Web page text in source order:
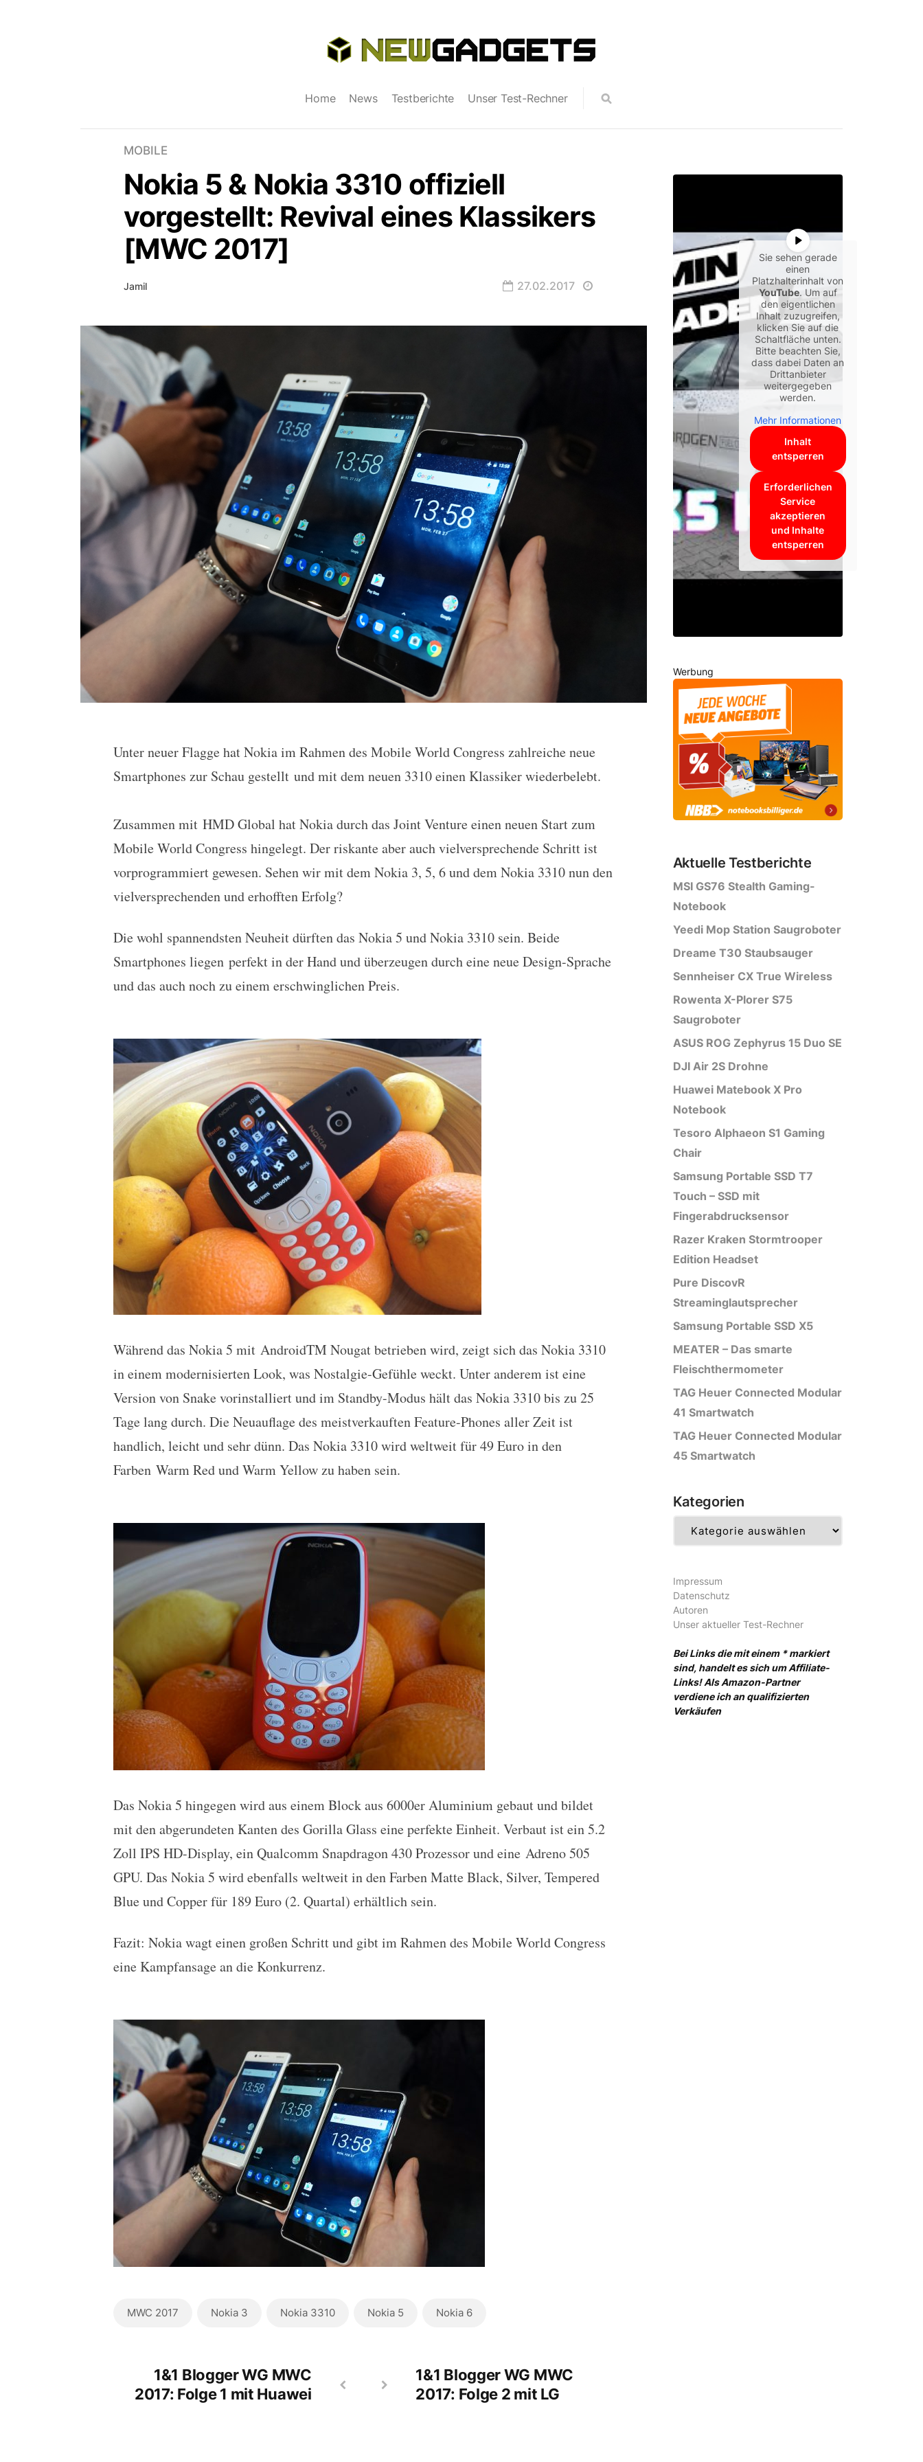
Home News Testberichte Unser Test-Rechner
MOBILE
Nokia 5 & Nokia 3310 offiziell
vorgestellt: Revival eines Klassikers
[MWC 2017]
Jamil 27.02.2017
Nokia 5 & Nokia 3310 offiziell vorgestellt: Revival eines Klassikers [MWC 2017]
Unter neuer Flagge hat Nokia im Rahmen des Mobile World Congress zahlreiche neue
Smartphones zur Schau gestellt und mit dem neuen 3310 einen Klassiker wiederbelebt.
Zusammen mit HMD Global hat Nokia durch das Joint Venture einen neuen Start zum
Mobile World Congress hingelegt. Der riskante aber auch vielversprechende Schritt ist
vorprogrammiert gewesen. Sehen wir mit dem Nokia 3, 5, 6 und dem Nokia 3310 nun den
vielversprechenden und erhofften Erfolg?
Die wohl spannendsten Neuheit dürften das Nokia 5 und Nokia 3310 sein. Beide
Smartphones liegen perfekt in der Hand und überzeugen durch eine neue Design-Sprache
und das auch noch zu einem erschwinglichen Preis.
Während das Nokia 5 mit AndroidTM Nougat betrieben wird, zeigt sich das Nokia 3310
in einem modernisierten Look, was Nostalgie-Gefühle weckt. Unter anderem ist eine
Version von Snake vorinstalliert und im Standby-Modus hält das Nokia 3310 bis zu 25
Tage lang durch. Die Neuauflage des meistverkauften Feature-Phones aller Zeit ist
handlich, leicht und sehr dünn. Das Nokia 3310 wird weltweit für 49 Euro in den
Farben Warm Red und Warm Yellow zu haben sein.
Das Nokia 5 hingegen wird aus einem Block aus 6000er Aluminium gebaut und bildet
mit den abgerundeten Kanten des Gorilla Glass eine perfekte Einheit. Verbaut ist ein 5.2
Zoll IPS HD-Display, ein Qualcomm Snapdragon 430 Prozessor und eine Adreno 505
GPU. Das Nokia 5 wird ebenfalls weltweit in den Farben Matte Black, Silver, Tempered
Blue und Copper für 189 Euro (2. Quartal) erhältlich sein.
Fazit: Nokia wagt einen großen Schritt und gibt im Rahmen des Mobile World Congress
eine Kampfansage an die Konkurrenz.
MWC 2017 Nokia 3 Nokia 3310 Nokia 5 Nokia 6
1&1 Blogger WG MWC
2017: Folge 1 mit Huawei
1&1 Blogger WG MWC
2017: Folge 2 mit LG
Sie sehen gerade
einen
Platzhalterinhalt von
YouTube. Um auf
den eigentlichen
Inhalt zuzugreifen,
klicken Sie auf die
Schaltfläche unten.
Bitte beachten Sie,
dass dabei Daten an
Drittanbieter
weitergegeben
werden.
Mehr Informationen
Inhalt
entsperren
Erforderlichen
Service
akzeptieren
und Inhalte
entsperren
Werbung
Aktuelle Testberichte
MSI GS76 Stealth Gaming-
Notebook
Yeedi Mop Station Saugroboter
Dreame T30 Staubsauger
Sennheiser CX True Wireless
Rowenta X-Plorer S75
Saugroboter
ASUS ROG Zephyrus 15 Duo SE
DJI Air 2S Drohne
Huawei Matebook X Pro
Notebook
Tesoro Alphaeon S1 Gaming
Chair
Samsung Portable SSD T7
Touch – SSD mit
Fingerabdrucksensor
Razer Kraken Stormtrooper
Edition Headset
Pure DiscovR
Streaminglautsprecher
Samsung Portable SSD X5
MEATER – Das smarte
Fleischthermometer
TAG Heuer Connected Modular
41 Smartwatch
TAG Heuer Connected Modular
45 Smartwatch
Kategorien
Impressum
Datenschutz
Autoren
Unser aktueller Test-Rechner
Bei Links die mit einem * markiert
sind, handelt es sich um Affiliate-
Links! Als Amazon-Partner
verdiene ich an qualifizierten
Verkäufen